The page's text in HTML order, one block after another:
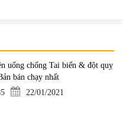
uống chống Tai biến & đột quỵ
bán chạy nhất
22/01/2021